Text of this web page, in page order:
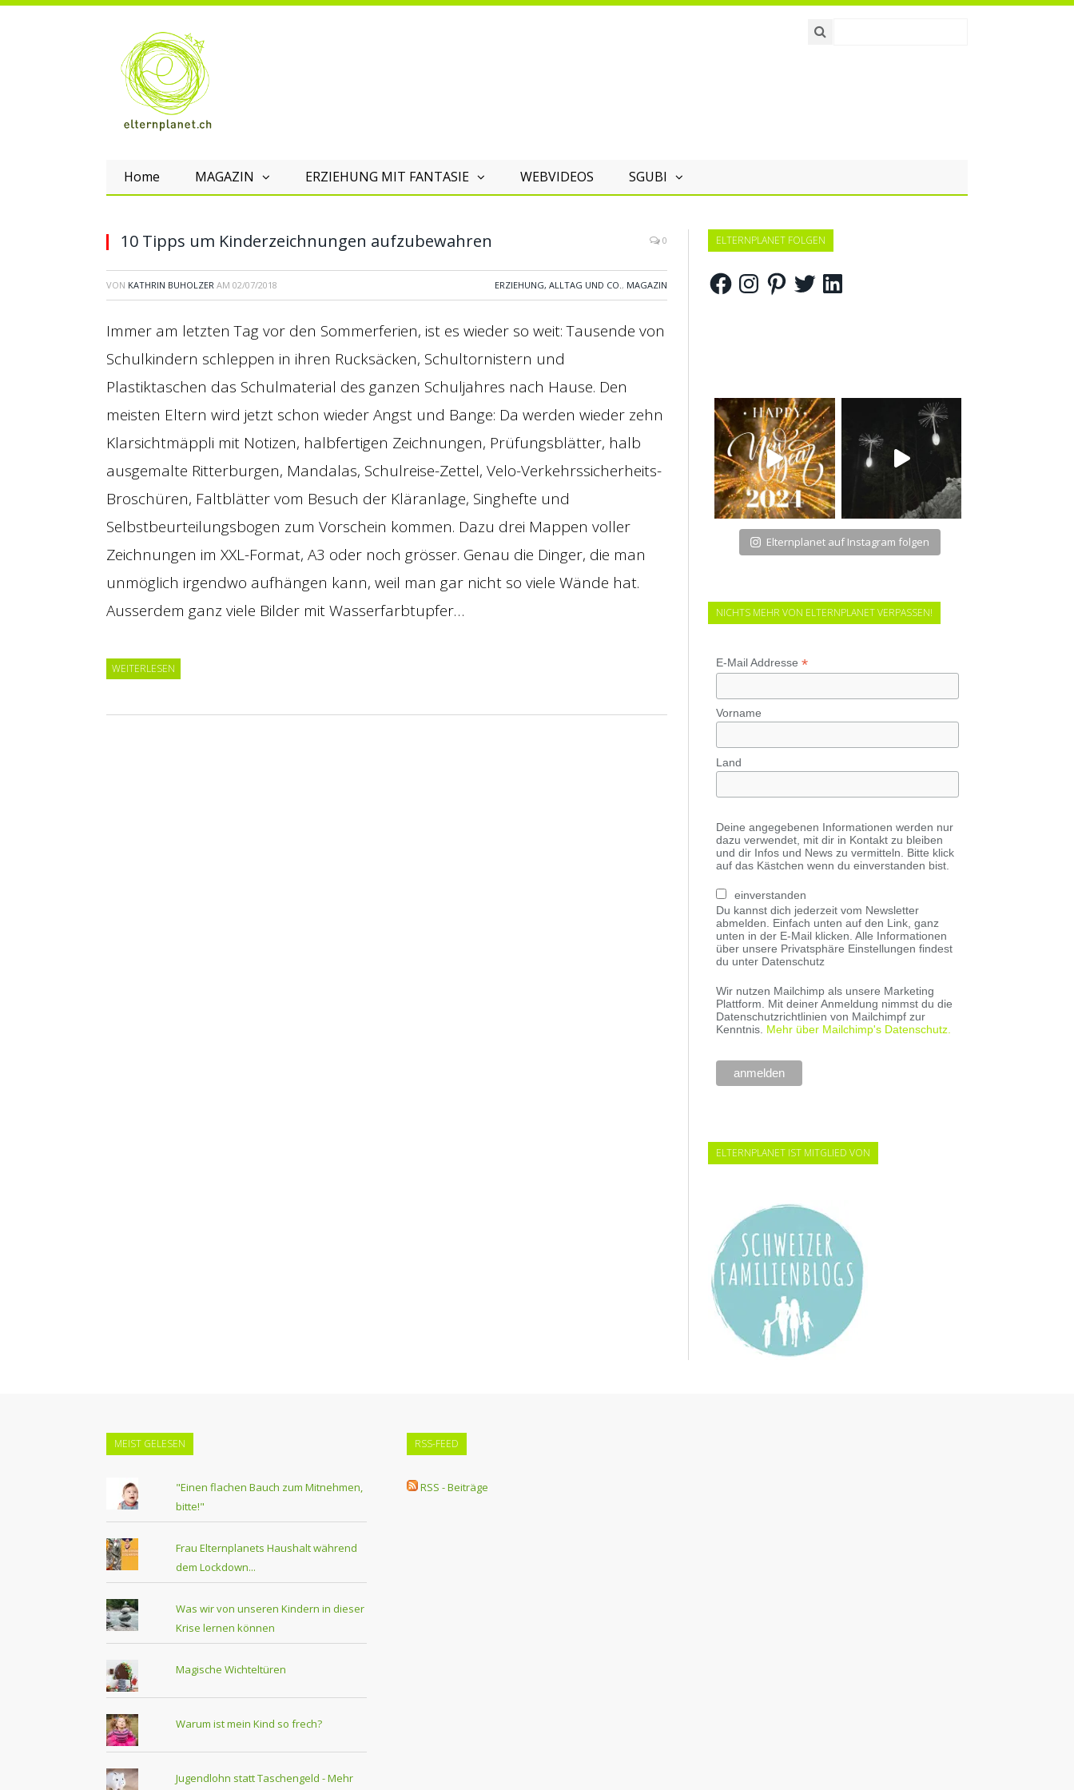
Home MAGAZIN ERZIEHUNG MIT FANTASIE WEBVIDEOS SGUBI
10 Tipps um Kinderzeichnungen aufzubewahren 0
VON KATHRIN BUHOLZER AM 02/07/2018 ERZIEHUNG, ALLTAG UND CO., MAGAZIN
Immer am letzten Tag vor den Sommerferien, ist es wieder so weit: Tausende von
Schulkindern schleppen in ihren Rucksäcken, Schultornistern und
Plastiktaschen das Schulmaterial des ganzen Schuljahres nach Hause. Den
meisten Eltern wird jetzt schon wieder Angst und Bange: Da werden wieder zehn
Klarsichtmäppli mit Notizen, halbfertigen Zeichnungen, Prüfungsblätter, halb
ausgemalte Ritterburgen, Mandalas, Schulreise-Zettel, Velo-Verkehrssicherheits-
Broschüren, Faltblätter vom Besuch der Kläranlage, Singhefte und
Selbstbeurteilungsbogen zum Vorschein kommen. Dazu drei Mappen voller
Zeichnungen im XXL-Format, A3 oder noch grösser. Genau die Dinger, die man
unmöglich irgendwo aufhängen kann, weil man gar nicht so viele Wände hat.
Ausserdem ganz viele Bilder mit Wasserfarbtupfer…
WEITERLESEN
ELTERNPLANET FOLGEN
FacebookInstagramPinterestTwitterLinkedIn
Elternplanet auf Instagram folgen
NICHTS MEHR VON ELTERNPLANET VERPASSEN!
E-Mail Addresse *
Vorname
Land
Deine angegebenen Informationen werden nur
dazu verwendet, mit dir in Kontakt zu bleiben
und dir Infos und News zu vermitteln. Bitte klick
auf das Kästchen wenn du einverstanden bist.
einverstanden
Du kannst dich jederzeit vom Newsletter
abmelden. Einfach unten auf den Link, ganz
unten in der E-Mail klicken. Alle Informationen
über unsere Privatsphäre Einstellungen findest
du unter Datenschutz
Wir nutzen Mailchimp als unsere Marketing
Plattform. Mit deiner Anmeldung nimmst du die
Datenschutzrichtlinien von Mailchimpf zur
Kenntnis. Mehr über Mailchimp's Datenschutz.
ELTERNPLANET IST MITGLIED VON
MEIST GELESEN
"Einen flachen Bauch zum Mitnehmen,
bitte!"
Frau Elternplanets Haushalt während
dem Lockdown...
Was wir von unseren Kindern in dieser
Krise lernen können
Magische Wichteltüren
Warum ist mein Kind so frech?
Jugendlohn statt Taschengeld - Mehr
RSS-FEED
RSS - Beiträge